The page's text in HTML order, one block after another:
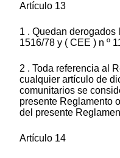
Artículo 13
1 . Quedan derogados
1516/78 y ( CEE ) n º
2 . Toda referencia al
cualquier artículo de
comunitarios se
presente Reglamento
del presente
Artículo 14